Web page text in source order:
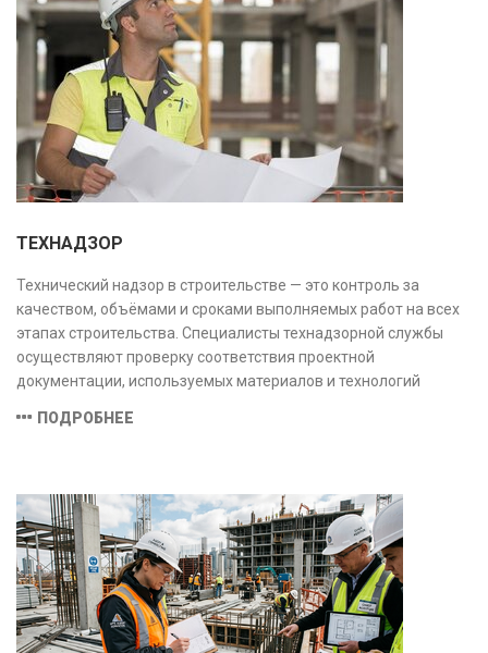
ТЕХНАДЗОР
Технический надзор в строительстве — это контроль за
качеством, объёмами и сроками выполняемых работ на всех
этапах строительства. Специалисты технадзорной службы
осуществляют проверку соответствия проектной
документации, используемых материалов и технологий
безопасность и надёжность объекта.
ПОДРОБНЕЕ